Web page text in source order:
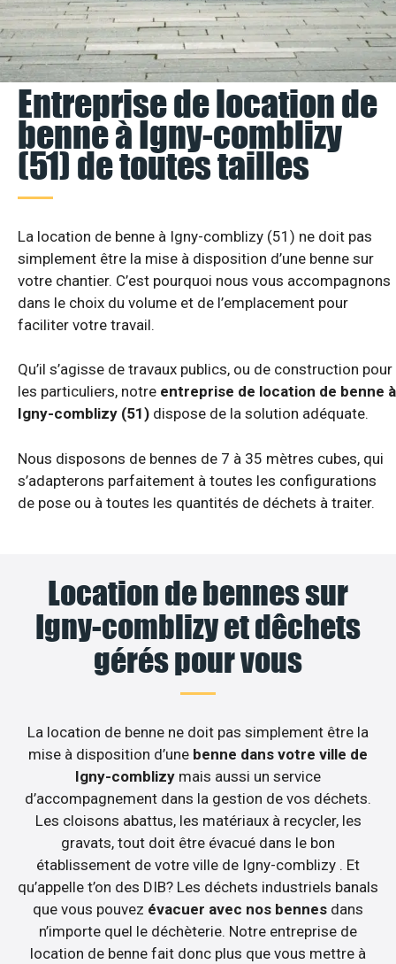
Entreprise de location de
benne à Igny-comblizy
(51) de toutes tailles
La location de benne à Igny-comblizy (51) ne doit pas
simplement être la mise à disposition d’une benne sur
votre chantier. C’est pourquoi nous vous accompagnons
dans le choix du volume et de l’emplacement pour
faciliter votre travail.
Qu’il s’agisse de travaux publics, ou de construction pour
les particuliers, notre entreprise de location de benne à
Igny-comblizy (51) dispose de la solution adéquate.
Nous disposons de bennes de 7 à 35 mètres cubes, qui
s’adapterons parfaitement à toutes les configurations
de pose ou à toutes les quantités de déchets à traiter.
Location de bennes sur
Igny-comblizy et dêchets
gérés pour vous
La location de benne ne doit pas simplement être la
mise à disposition d’une benne dans votre ville de
Igny-comblizy mais aussi un service
d’accompagnement dans la gestion de vos déchets.
Les cloisons abattus, les matériaux à recycler, les
gravats, tout doit être évacué dans le bon
établissement de votre ville de Igny-comblizy . Et
qu’appelle t’on des DIB? Les déchets industriels banals
que vous pouvez évacuer avec nos bennes dans
n’importe quel le déchèterie. Notre entreprise de
location de benne fait donc plus que vous mettre à